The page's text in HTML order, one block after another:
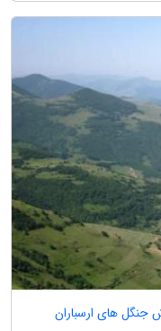
جنگل های ارسباران